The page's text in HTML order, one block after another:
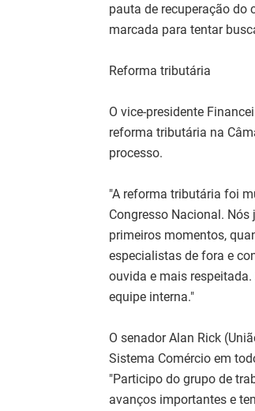
pauta de recuperação do
marcada para tentar
Reforma tributária
O vice-presidente
reforma tributária na
processo.
"A reforma tributária foi
Congresso Nacional.
primeiros momentos,
especialistas de fora e
ouvida e mais
equipe interna."
O senador Alan Rick
Sistema Comércio em
"Participo do grupo de
avanços importantes e